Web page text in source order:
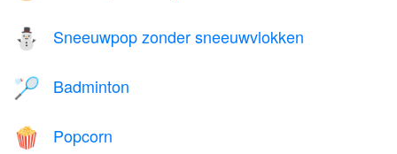
⛄ Sneeuwpop zonder sneeuwvlokken
🏸 Badminton
🍿 Popcorn